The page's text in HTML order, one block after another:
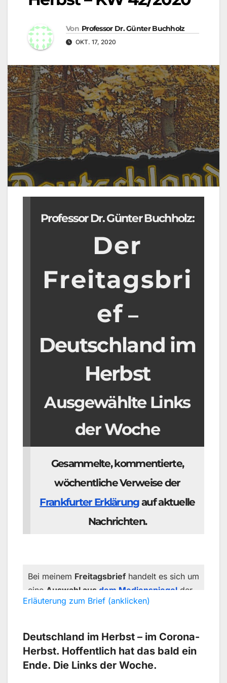
Von Professor Dr. Günter Buchholz
OKT. 17, 2020
Professor Dr. Günter Buchholz:
Der
Freitagsbri
ef –
Deutschland im
Herbst
Ausgewählte Links
der Woche
Gesammelte, kommentierte,
wöchentliche Verweise der
Frankfurter Erklärungauf aktuelle
Nachrichten.
Bei meinem Freitagsbrief handelt es sich um
eine Auswahl aus dem Medienspiegel der
Frankfurter Erklärung zur
steht mit ihrem besonderen Zweck ganz für
sich. Es gibt eine Liste von Unterzeichnern,
aber diese steht in keinerlei Zusammenhang
mit dem Medienspiegel. Im Medienspiegel
Erläuterung zum Brief (anklicken)
Deutschland im Herbst – im Corona-
Herbst. Hoffentlich hat das bald ein
Ende. Die Links der Woche.